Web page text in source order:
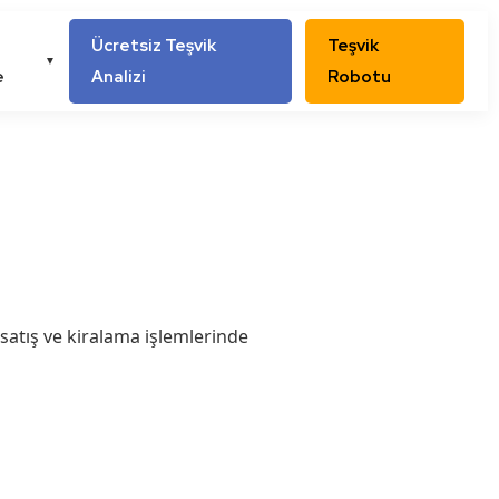
▼
Ücretsiz Teşvik
Analizi
Teşvik
Robotu
ve kiralama işlemlerinde